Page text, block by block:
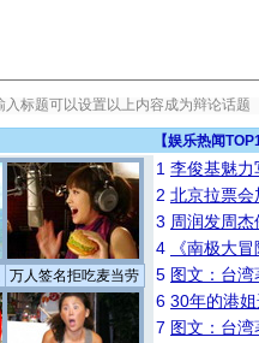
【娱乐热闻
万人签名拒吃麦当劳
1 李俊基魅力
2 北京拉票
3 周润发周
4
《南极大
5 图文：台
6 30年的港
7 图文：台